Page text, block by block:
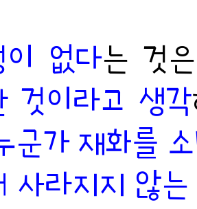
이 없다는 것
것이라고 생각
군가 재화를
사라지지 않